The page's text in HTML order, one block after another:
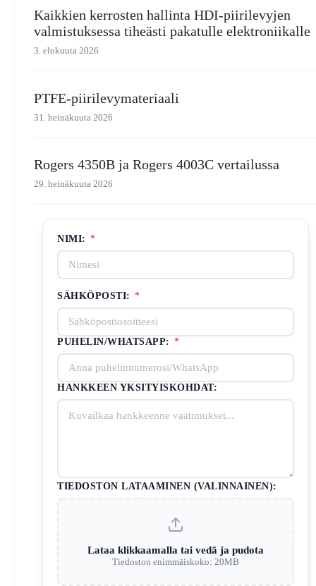
Kaikkien kerrosten hallinta HDI-piirilevyjen
valmistuksessa tiheästi pakatulle elektroniikalle
3. elokuuta 2026
PTFE-piirilevymateriaali
31. heinäkuuta 2026
Rogers 4350B ja Rogers 4003C vertailussa
29. heinäkuuta 2026
NIMI: *
SÄHKÖPOSTI: *
PUHELIN/WHATSAPP: *
HANKKEEN YKSITYISKOHDAT:
TIEDOSTON LATAAMINEN (VALINNAINEN):
Lataa klikkaamalla tai vedä ja pudota
Tiedoston enimmäiskoko: 20MB